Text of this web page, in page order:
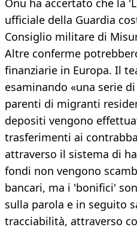
Onu ha accertato che la
ufficiale della Guardia
Consiglio militare di
Altre conferme
finanziarie in Europa. Il
esaminando «una serie
parenti di migranti
depositi vengono
trasferimenti ai
attraverso il sistema di
fondi non vengono
bancari, ma i 'bonifici'
sulla parola e in seguito
tracciabilità, attraverso